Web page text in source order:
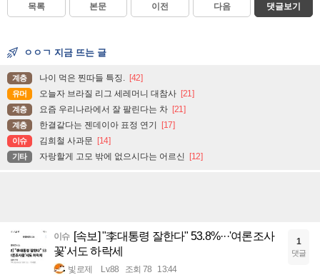
목록 본문 이전 다음 댓글보기
ㅇㅇㄱ 지금 뜨는 글
계층 나이 먹은 찐따들 특징. [42]
유머 오늘자 브라질 리그 세레머니 대참사 [21]
계층 요즘 우리나라에서 잘 팔린다는 차 [21]
계층 한결같다는 젠데이아 표정 연기 [17]
이슈 김희철 사과문 [14]
기타 자랑할게 고모 밖에 없으시다는 어르신 [12]
이슈 [속보] "李대통령 잘한다" 53.8%···'여론조사
꽃'서도 하락세
빛로제 Lv.88 조회 78 13:44
1
댓글